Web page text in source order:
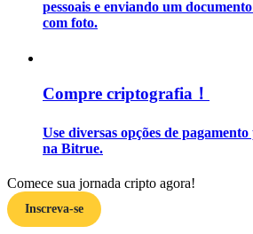
Estratégias de negociação
pessoais e enviando um
com foto.
Compre criptografia！
Use diversas opções de
na Bitrue.
Comece sua jornada cripto agora!
Inscreva-se